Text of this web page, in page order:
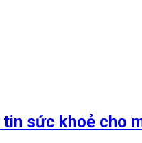
sức khoẻ cho